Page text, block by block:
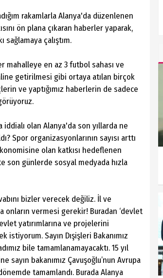
rakamlarla Alanya'da düzenlenen
ön plana çıkaran haberler yaparak,
çalıştım.
mahalleye en az 3 futbol sahası ve
getirilmesi gibi ortaya atılan birçok
ve yaptığımız haberlerin de sadece
olan Alanya'da son yıllarda ne
Spor organizasyonlarının sayısı arttı
olan katkısı hedeflenen
son günlerde sosyal medyada hızla
bizler verecek değiliz. İl ve
vermesi gerekir! Buradan ‘devlet
yatırımlarına ve projelerini
Sayın Dışişleri Bakanımız
bile tamamlanamayacaktı. 15 yıl
sayın bakanımız Çavuşoğlu’nun Avrupa
tamamlandı. Burada Alanya